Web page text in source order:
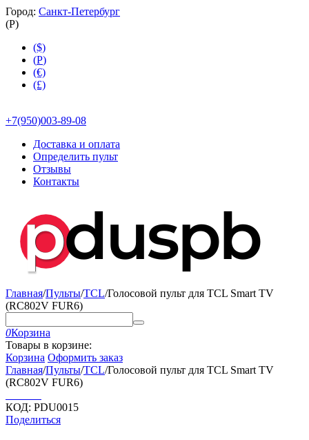
Город: Санкт-Петербург
(Р)
($)
(Р)
(€)
(£)
+7(950)003-89-08
Доставка и оплата
Определить пульт
Отзывы
Контакты
Главная/Пульты/TCL/Голосовой пульт для TCL Smart TV
(RC802V FUR6)
0Корзина
Товары в корзине:
Корзина Оформить заказ
Главная/Пульты/TCL/Голосовой пульт для TCL Smart TV
(RC802V FUR6)
КОД: PDU0015
Поделиться